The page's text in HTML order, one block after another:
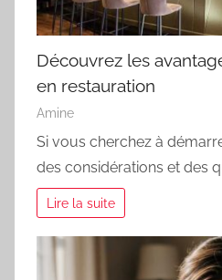
Découvrez les
en restauration
Amine
Si vous cherchez à
des considérations et des
Lire la suite